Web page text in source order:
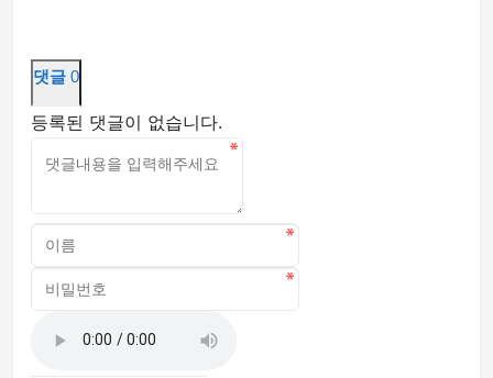
댓글 0
등록된 댓글이 없습니다.